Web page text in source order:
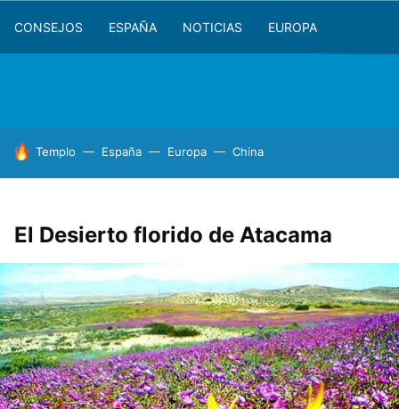
CONSEJOS ESPAÑA NOTICIAS EUROPA
HOY SE HABLA DE
Templo España Europa China
El Desierto florido de Atacama